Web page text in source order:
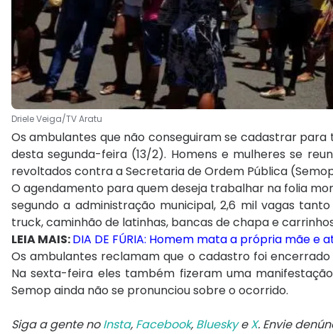
Driele Veiga/TV Aratu
Os ambulantes que não conseguiram se cadastrar
desta segunda-feira (13/2). Homens e mulheres se
revoltados contra a Secretaria de Ordem Pública
O agendamento para quem deseja trabalhar na folia
segundo a administração municipal, 2,6 mil vagas
truck, caminhão de latinhas, bancas de chapa e
LEIA MAIS:DIA DE FÚRIA: Homem mata a própria mãe e
Os ambulantes reclamam que o cadastro foi
Na sexta-feira eles também fizeram uma
Semop ainda não se pronunciou sobre o ocorrido.
Siga a gente noInsta, Facebook, BlueskyeX. Envie